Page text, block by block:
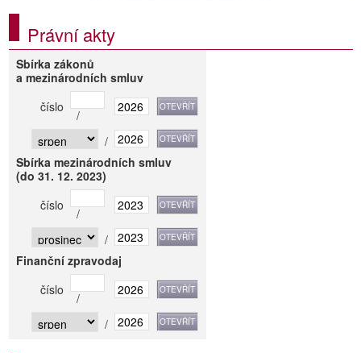
Právní akty
Sbírka zákonů
a mezinárodních smluv
číslo
/
/
Sbírka mezinárodních smluv
(do 31. 12. 2023)
číslo
/
/
Finanční zpravodaj
číslo
/
/